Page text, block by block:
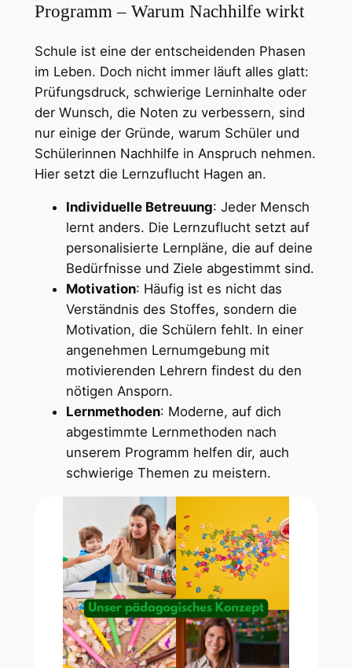
Programm – Warum Nachhilfe wirkt
Schule ist eine der entscheidenden Phasen
im Leben. Doch nicht immer läuft alles glatt:
Prüfungsdruck, schwierige Lerninhalte oder
der Wunsch, die Noten zu verbessern, sind
nur einige der Gründe, warum Schüler und
Schülerinnen Nachhilfe in Anspruch nehmen.
Hier setzt die Lernzuflucht Hagen an.
Individuelle Betreuung: Jeder Mensch
lernt anders. Die Lernzuflucht setzt auf
personalisierte Lernpläne, die auf deine
Bedürfnisse und Ziele abgestimmt sind.
Motivation: Häufig ist es nicht das
Verständnis des Stoffes, sondern die
Motivation, die Schülern fehlt. In einer
angenehmen Lernumgebung mit
motivierenden Lehrern findest du den
nötigen Ansporn.
Lernmethoden: Moderne, auf dich
abgestimmte Lernmethoden nach
unserem Programm helfen dir, auch
schwierige Themen zu meistern.